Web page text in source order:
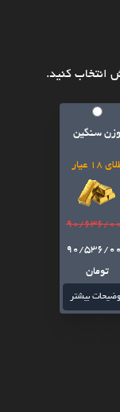
انتخاب کنید.
وزن سنگین
18 عیار
90/636/
90/536/
تومان
بیشتر